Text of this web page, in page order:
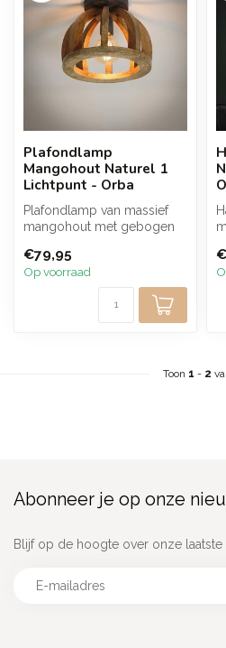
Plafondlamp
Mangohout Naturel 1
Lichtpunt - Orba
Plafondlamp van massief
mangohout met gebogen
warm e...
€79,95
Op voorraad
Toon 1 - 2
Abonneer je op onze
Blijf op de hoogte over onze laatste